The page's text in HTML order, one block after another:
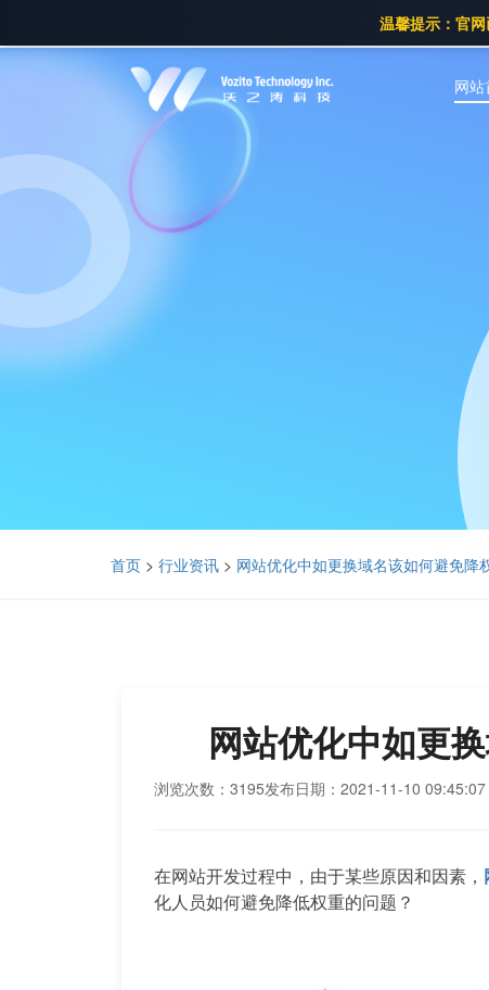
温馨提示：官
网
首页 > 行业资讯 > 网站优化中如更换域名该如何避免降
网站优化中如更
浏览次数：3195发布日期：2021-11-10 09:45:07
在网站开发过程中，由于某些原因和因素，
化人员如何避免降低权重的问题？